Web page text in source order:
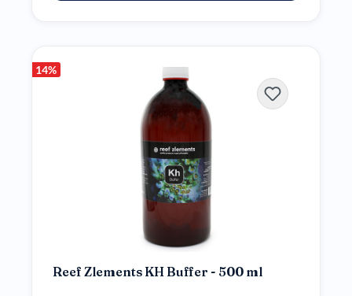
14%
Reef Zlements KH Buffer - 500 ml